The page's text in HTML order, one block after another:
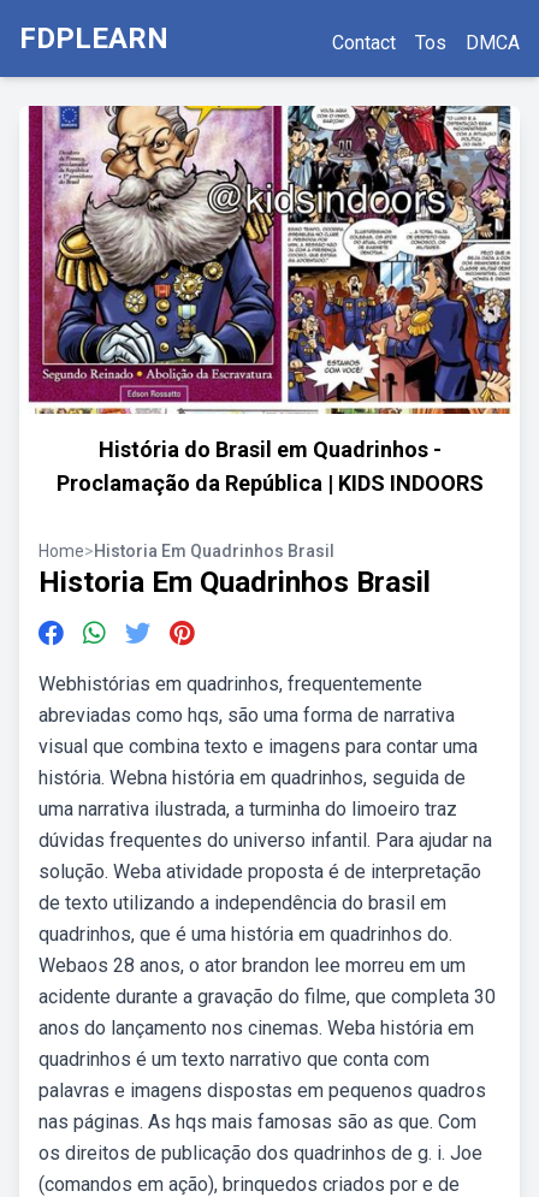
FDPLEARN Contact Tos DMCA
História do Brasil em Quadrinhos -
Proclamação da República | KIDS INDOORS
Home>Historia Em Quadrinhos Brasil
Historia Em Quadrinhos Brasil
Webhistórias em quadrinhos, frequentemente
abreviadas como hqs, são uma forma de narrativa
visual que combina texto e imagens para contar uma
história. Webna história em quadrinhos, seguida de
uma narrativa ilustrada, a turminha do limoeiro traz
dúvidas frequentes do universo infantil. Para ajudar na
solução. Weba atividade proposta é de interpretação
de texto utilizando a independência do brasil em
quadrinhos, que é uma história em quadrinhos do.
Webaos 28 anos, o ator brandon lee morreu em um
acidente durante a gravação do filme, que completa 30
anos do lançamento nos cinemas. Weba história em
quadrinhos é um texto narrativo que conta com
palavras e imagens dispostas em pequenos quadros
nas páginas. As hqs mais famosas são as que. Com
os direitos de publicação dos quadrinhos de g. i. Joe
(comandos em ação), brinquedos criados por e de